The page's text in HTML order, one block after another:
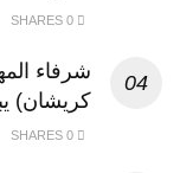
شرفاء
كريشان)